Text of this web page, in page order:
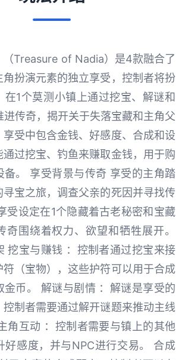
（Treasure of Nadia）是4款融合了
扮演元素的独立享受，控制者将扮
在1个莫测小镇上通过挖宝、解谜和
进传奇，揭开关于失落宝藏和主角父
受中包含金钱、好感度、合成和设
过挖宝、钓鱼来赚取金钱，用于购
备。 享受背景与传奇 享受的主角踏
寻宝之旅，调查父亲的死因并寻找传
受设定在1个隐藏着古老秘密和宝藏
奇围绕着权力、欲望和牺牲展开。
挖宝与赚钱 ：控制者通过挖宝来接
（宝物），这些护符可以用于合成
金币。 解谜与剧情 ：解谜是享受的
制者需要通过解开谜题来推动主线
角互动 ：控制者需要与镇上的其他
好感度，并与NPC进行交易。 合成